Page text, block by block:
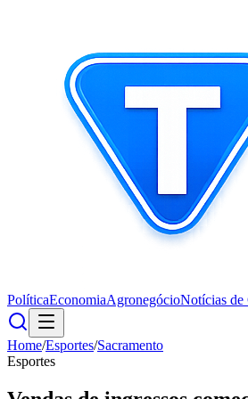
PolíticaEconomiaAgronegócioNotícias de
Home/Esportes/Sacramento
Esportes